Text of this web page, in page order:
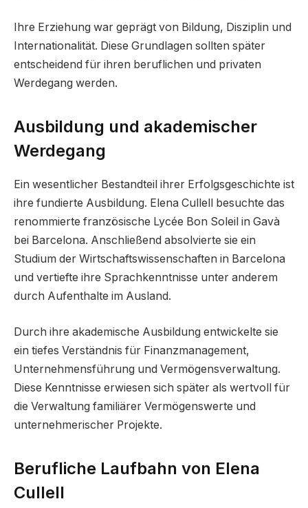
Ihre Erziehung war geprägt von Bildung, Disziplin und
Internationalität. Diese Grundlagen sollten später
entscheidend für ihren beruflichen und privaten
Werdegang werden.
Ausbildung und akademischer
Werdegang
Ein wesentlicher Bestandteil ihrer Erfolgsgeschichte ist
ihre fundierte Ausbildung. Elena Cullell besuchte das
renommierte französische Lycée Bon Soleil in Gavà
bei Barcelona. Anschließend absolvierte sie ein
Studium der Wirtschaftswissenschaften in Barcelona
und vertiefte ihre Sprachkenntnisse unter anderem
durch Aufenthalte im Ausland.
Durch ihre akademische Ausbildung entwickelte sie
ein tiefes Verständnis für Finanzmanagement,
Unternehmensführung und Vermögensverwaltung.
Diese Kenntnisse erwiesen sich später als wertvoll für
die Verwaltung familiärer Vermögenswerte und
unternehmerischer Projekte.
Berufliche Laufbahn von Elena
Cullell